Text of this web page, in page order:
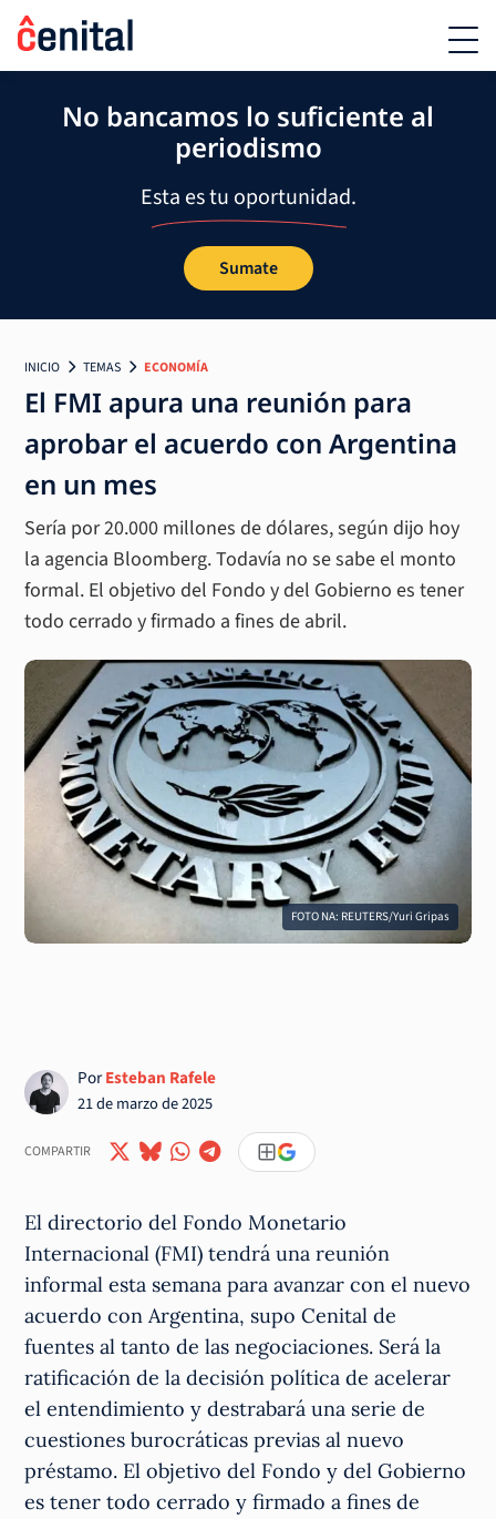
No bancamos lo suficiente al
periodismo
Esta es tu oportunidad.
Sumate
INICIO TEMAS ECONOMÍA
El FMI apura una reunión para
aprobar el acuerdo con Argentina
en un mes
Sería por 20.000 millones de dólares, según dijo hoy
la agencia Bloomberg. Todavía no se sabe el monto
formal. El objetivo del Fondo y del Gobierno es tener
todo cerrado y firmado a fines de abril.
FOTO NA: REUTERS/Yuri Gripas
PorEsteban Rafele
21 de marzo de 2025
COMPARTIR
El directorio del Fondo Monetario
Internacional (FMI) tendrá una reunión
informal esta semana para avanzar con el nuevo
acuerdo con Argentina, supo Cenital de
fuentes al tanto de las negociaciones. Será la
ratificación de la decisión política de acelerar
el entendimiento y destrabará una serie de
cuestiones burocráticas previas al nuevo
préstamo. El objetivo del Fondo y del Gobierno
es tener todo cerrado y firmado a fines de